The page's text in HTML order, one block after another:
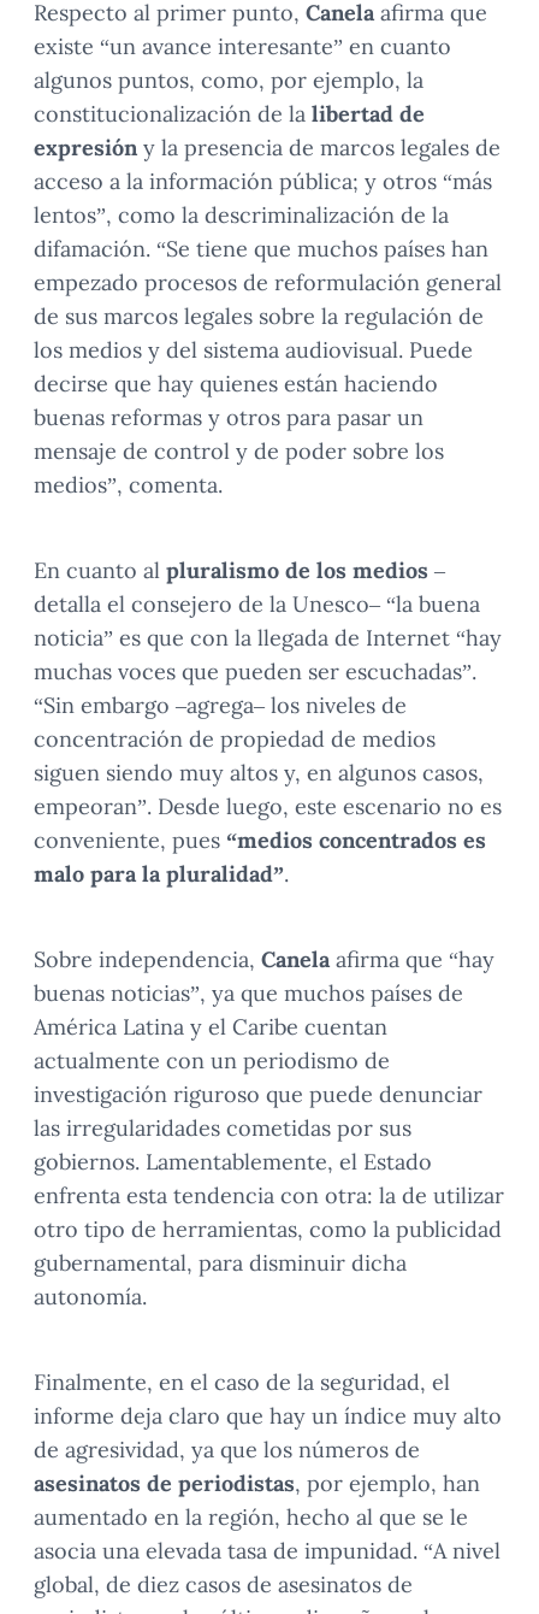
Respecto al primer punto, Canelaafirma que
existe “un avance interesante” en cuanto
algunos puntos, como, por ejemplo, la
constitucionalización de la libertad de
expresión y la presencia de marcos legales de
acceso a la información pública; y otros “más
lentos”, como la descriminalización de la
difamación. “Se tiene que muchos países han
empezado procesos de reformulación general
de sus marcos legales sobre la regulación de
los medios y del sistema audiovisual. Puede
decirse que hay quienes están haciendo
buenas reformas y otros para pasar un
mensaje de control y de poder sobre los
medios”, comenta.
En cuanto al pluralismo de los medios –
detalla el consejero de la Unesco– “la buena
noticia” es que con la llegada de Internet “hay
muchas voces que pueden ser escuchadas”.
“Sin embargo –agrega– los niveles de
concentración de propiedad de medios
siguen siendo muy altos y, en algunos casos,
empeoran”. Desde luego, este escenario no es
conveniente, pues “medios concentrados es
malo para la pluralidad”.
Sobre independencia, Canelaafirma que “hay
buenas noticias”, ya que muchos países de
América Latina y el Caribe cuentan
actualmente con un periodismo de
investigación riguroso que puede denunciar
las irregularidades cometidas por sus
gobiernos. Lamentablemente, el Estado
enfrenta esta tendencia con otra: la de utilizar
otro tipo de herramientas, como la publicidad
gubernamental, para disminuir dicha
autonomía.
Finalmente, en el caso de la seguridad, el
informe deja claro que hay un índice muy alto
de agresividad, ya que los números de
asesinatos de periodistas, por ejemplo, han
aumentado en la región, hecho al que se le
asocia una elevada tasa de impunidad. “A nivel
global, de diez casos de asesinatos de